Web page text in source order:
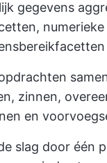
gegevens
zinnen,
en
slag door één